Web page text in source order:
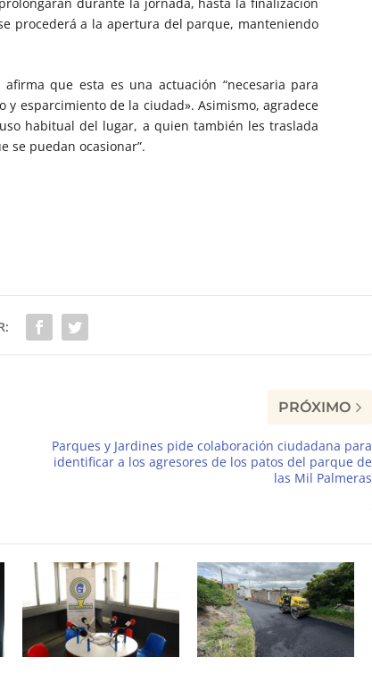
procederá a la apertura del parque, manteniendo
que esta es una actuación “necesaria para
y esparcimiento de la ciudad». Asimismo, agradece
habitual del lugar, a quien también les traslada
se puedan ocasionar”.
PRÓXIMO
Parques y Jardines pide colaboración ciudadana para
identificar a los agresores de los patos del parque de
las Mil Palmeras